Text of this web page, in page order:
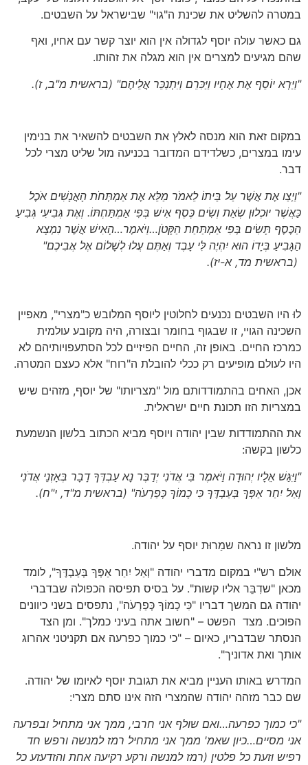
במטרה להשליט את שכינת ה"גוי" שבישראל על השבטים.
גם כאשר עולה יוסף לגדולה אין הוא יוצר קשר עם אחיו, ואף
שהם מגיעים למצרים אין הוא מגלה את זהותו.
"וַיַּרְא יוֹסֵף אֶת אֶחָיו וַיַּכִּרֵם וַיִּתְנַכֵּר אֲלֵיהֶם" (בראשית מ"ב, ז).
במקום זאת הוא מנסה לאלץ את השבטים להשאיר את בנימין
עימו במצרים, כשלדידם המדובר בכניעה מול שליט מצרי לכל
דבר.
"וַיְצַו אֶת אֲשֶׁר עַל בֵּיתוֹ לֵאמֹר מַלֵּא אֶת אַמְתְּחֹת הָאֲנָשִׁים אֹכֶל
כַּאֲשֶׁר יוּכְלוּן שְׂאֵת וְשִׂים כֶּסֶף אִישׁ בְּפִי אַמְתַּחְתּוֹ. וְאֶת גְּבִיעִי גְּבִיעַ
הַכֶּסֶף תָּשִׂים בְּפִי אַמְתַּחַת הַקָּטֹן…וַיֹּאמֶר…הָאִישׁ אֲשֶׁר נִמְצָא
הַגָּבִיעַ בְּיָדוֹ הוּא יִהְיֶה לִּי עָבֶד וְאַתֶּם עֲלוּ לְשָׁלוֹם אֶל אֲבִיכֶם"
(בראשית מד, א-יז).
לוּ היו השבטים נכנעים לחלוטין ליוסף המלובש כ"מצרי", מאפיין
השכינה הגויי, זו שבגוף בחומר ובצורה, היה מקובע עולמית
כמרכז החיים. באופן זה, החיים הפיזיים לכל הסתעפויותיהם לא
היו לעולם מופיעים רק ככלי להובלת ה"רוח" אלא כעצם המטרה.
אכן, האחים בהתמודדותם מול "מצריותו" של יוסף, מזהים שיש
במצריות הזו תכונת חיים ישראלית.
את ההתמודדות שבין יהודה ויוסף מביא הכתוב בלשון הנשמעת
כלשון בקשה:
"וַיִּגַּשׁ אֵלָיו יְהוּדָה וַיֹּאמֶר בִּי אֲדֹנִי יְדַבֶּר נָא עַבְדְּךָ דָבָר בְּאָזְנֵי אֲדֹנִי
וְאַל יִחַר אַפְּךָ בְּעַבְדֶּךָ כִּי כָמוֹךָ כְּפַרְעֹה" (בראשית מ"ד, י"ח).
מלשון זו נראה שמַרוּת יוסף על יהודה.
אולם רש"י במקום מדברי יהודה "וְאַל יִחַר אַפְּךָ בְּעַבְדֶּךָ", לומד
מכאן "שדִבֵּר אליו קשות". על בסיס תפיסה הכפולה שבדברי
יהודה גם המשך דבריו "כִּי כָמוֹךָ כְּפַרְעֹה", נתפסים בשני כיוונים
הפוכים. מצד הפשט – "חשוב אתה בעיני כמלך". ומן הצד
הנסתר שבדבריו, כאיום – "כי כמוך כפרעה אם תקניטני אהרוג
אותך ואת אדוניך".
המדרש באותו העניין מביא את תגובת יוסף לאיומו של יהודה.
שם כבר מזהה יהודה שהמצרי הזה אינו סתם מצרי:
"כי כמוך כפרעה…ואם שולף אני חרבי, ממך אני מתחיל ובפרעה
אני מסיים…כיון שאמ' ממך אני מתחיל רמז למנשה ורפש חד
רפיש וזעת כל פלטין (רמז למנשה ורקע רקיעה אחת והזדעזע כל